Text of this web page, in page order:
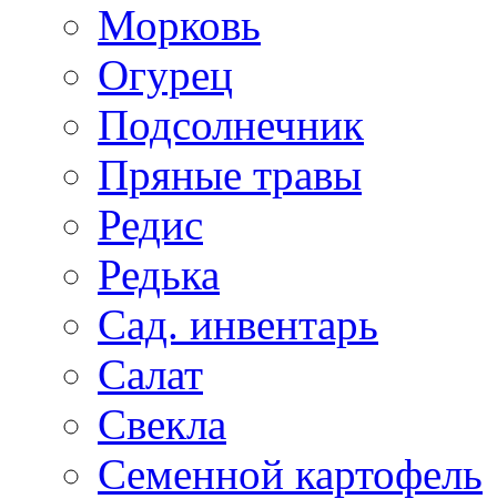
Морковь
Огурец
Подсолнечник
Пряные травы
Редис
Редька
Сад. инвентарь
Салат
Свекла
Семенной картофель